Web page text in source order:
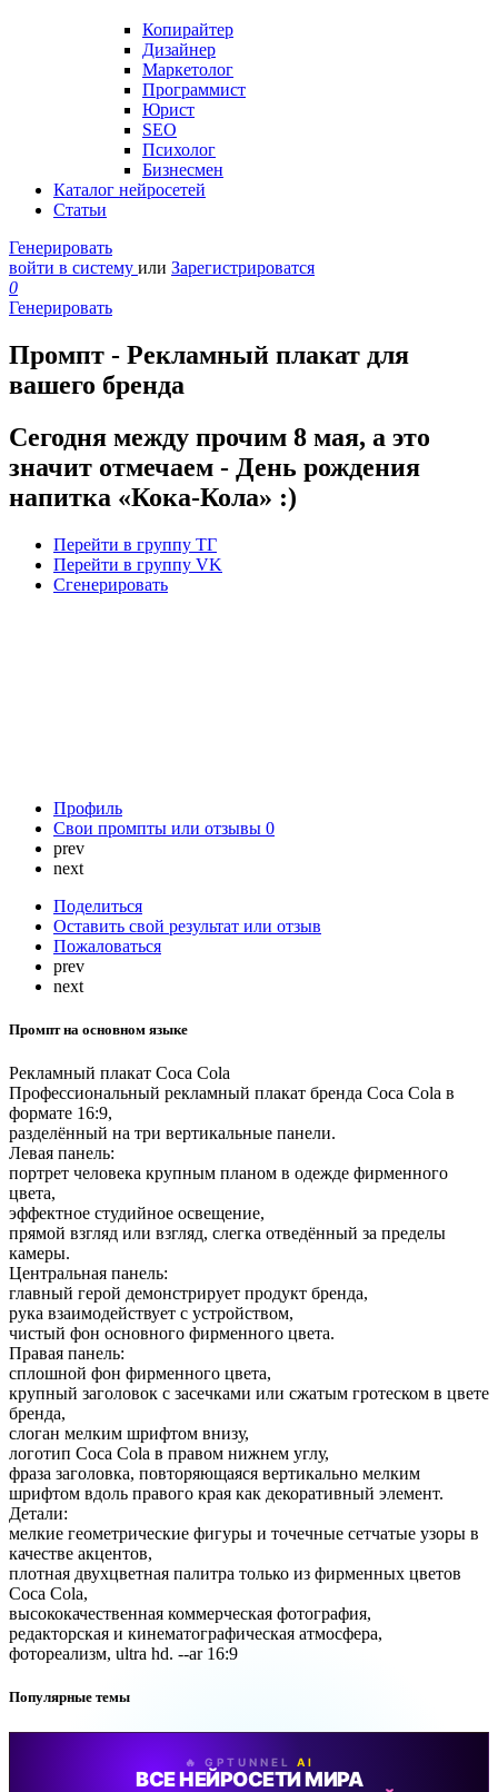
Копирайтер
Дизайнер
Маркетолог
Программист
Юрист
SEO
Психолог
Бизнесмен
Каталог нейросетей
Статьи
Генерировать
войти в систему или Зарегистрироватся
0
Генерировать
Промпт - Рекламный плакат для
вашего бренда
Сегодня между прочим 8 мая, а это
значит отмечаем - День рождения
напитка «Кока-Кола» :)
Перейти в группу ТГ
Перейти в группу VK
Сгенерировать
Профиль
Свои промпты или отзывы 0
prev
next
Поделиться
Оставить свой результат или отзыв
Пожаловаться
prev
next
Промпт на основном языке
Рекламный плакат Coca Cola
Профессиональный рекламный плакат бренда Coca Cola в
формате 16:9,
разделённый на три вертикальные панели.
Левая панель:
портрет человека крупным планом в одежде фирменного
цвета,
эффектное студийное освещение,
прямой взгляд или взгляд, слегка отведённый за пределы
камеры.
Центральная панель:
главный герой демонстрирует продукт бренда,
рука взаимодействует с устройством,
чистый фон основного фирменного цвета.
Правая панель:
сплошной фон фирменного цвета,
крупный заголовок с засечками или сжатым гротеском в цвете
бренда,
слоган мелким шрифтом внизу,
логотип Coca Cola в правом нижнем углу,
фраза заголовка, повторяющаяся вертикально мелким
шрифтом вдоль правого края как декоративный элемент.
Детали:
мелкие геометрические фигуры и точечные сетчатые узоры в
качестве акцентов,
плотная двухцветная палитра только из фирменных цветов
Coca Cola,
высококачественная коммерческая фотография,
редакторская и кинематографическая атмосфера,
фотореализм, ultra hd. --ar 16:9
Популярные темы
🔥 GPTUNNEL AI
ВСЕ НЕЙРОСЕТИ МИРА